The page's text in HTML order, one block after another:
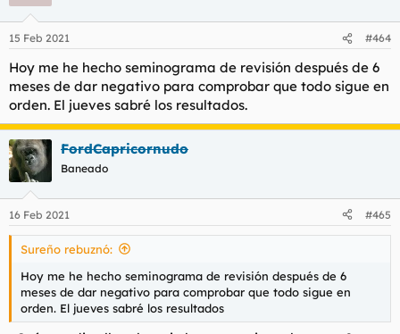
e
:
15 Feb 2021 #464
Hoy me he hecho seminograma de revisión después de 6
meses de dar negativo para comprobar que todo sigue en
orden. El jueves sabré los resultados.
FordCapricornudo
Baneado
16 Feb 2021 #465
Sureño rebuznó:
Hoy me he hecho seminograma de revisión después de 6
meses de dar negativo para comprobar que todo sigue en
orden. El jueves sabré los resultados